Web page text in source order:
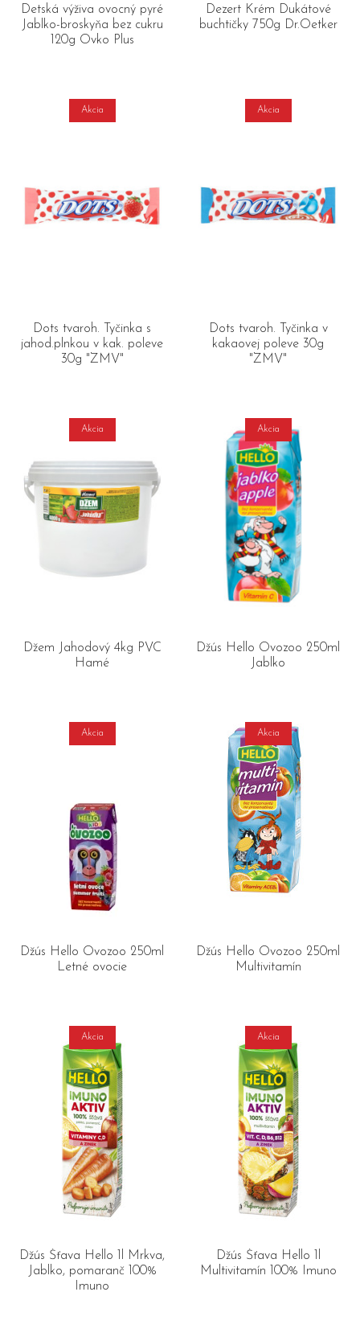
Detská výživa ovocný pyré
Jablko-broskyňa bez cukru
120g Ovko Plus
Dezert Krém Dukátové
buchtičky 750g Dr.Oetker
Akcia
Dots tvaroh. Tyčinka s
jahod.plnkou v kak. poleve
30g "ZMV"
Akcia
Dots tvaroh. Tyčinka v
kakaovej poleve 30g
"ZMV"
Akcia
Džem Jahodový 4kg PVC
Hamé
Akcia
Džús Hello Ovozoo 250ml
Jablko
Akcia
Džús Hello Ovozoo 250ml
Letné ovocie
Akcia
Džús Hello Ovozoo 250ml
Multivitamín
Akcia
Džús Šťava Hello 1l Mrkva,
Jablko, pomaranč 100%
Imuno
Akcia
Džús Šťava Hello 1l
Multivitamín 100% Imuno